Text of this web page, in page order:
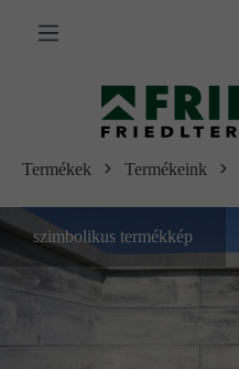
tartalomra
Termékek Termékeink
szimbolikus termékkép